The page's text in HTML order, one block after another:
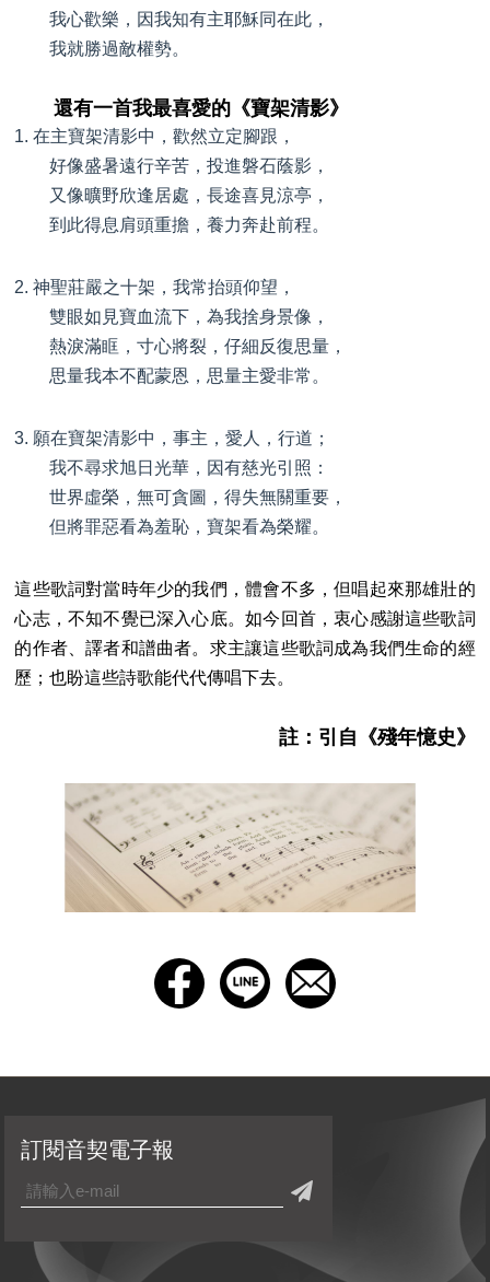
我心歡樂，因我知有主耶穌同在此，
我就勝過敵權勢。
還有一首我最喜愛的《寶架清影》
1. 在主寶架清影中，歡然立定腳跟，
好像盛暑遠行辛苦，投進磐石蔭影，
又像曠野欣逢居處，長途喜見涼亭，
到此得息肩頭重擔，養力奔赴前程。
2. 神聖莊嚴之十架，我常抬頭仰望，
雙眼如見寶血流下，為我捨身景像，
熱淚滿眶，寸心將裂，仔細反復思量，
思量我本不配蒙恩，思量主愛非常。
3. 願在寶架清影中，事主，愛人，行道；
我不尋求旭日光華，因有慈光引照：
世界虛榮，無可貪圖，得失無關重要，
但將罪惡看為羞恥，寶架看為榮耀。
這些歌詞對當時年少的我們，體會不多，但唱起來那雄壯的
心志，不知不覺已深入心底。如今回首，衷心感謝這些歌詞
的作者、譯者和譜曲者。求主讓這些歌詞成為我們生命的經
歷；也盼這些詩歌能代代傳唱下去。
註：引自《殘年憶史》
訂閱音契電子報